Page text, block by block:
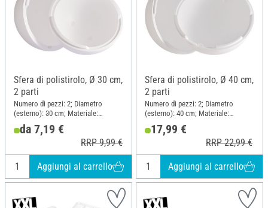
Sfera di polistirolo, Ø 30 cm,
2 parti
Numero di pezzi: 2; Diametro
(esterno): 30 cm; Materiale:
Polistirolo
da 7,19 €
RRP 9,99 €
Aggiungi al carrello
Sfera di polistirolo, Ø 40 cm,
2 parti
Numero di pezzi: 2; Diametro
(esterno): 40 cm; Materiale:
17,99 €
RRP 22,99 €
Aggiungi al carrello